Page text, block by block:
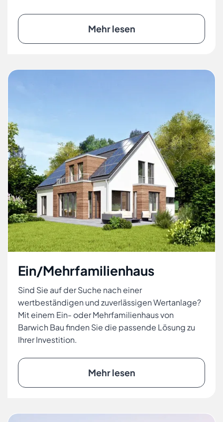
Mehr lesen
Ein/Mehrfamilienhaus
Sind Sie auf der Suche nach einer
wertbeständigen und zuverlässigen Wertanlage?
Mit einem Ein- oder Mehrfamilienhaus von
Barwich Bau finden Sie die passende Lösung zu
Ihrer Investition.
Mehr lesen